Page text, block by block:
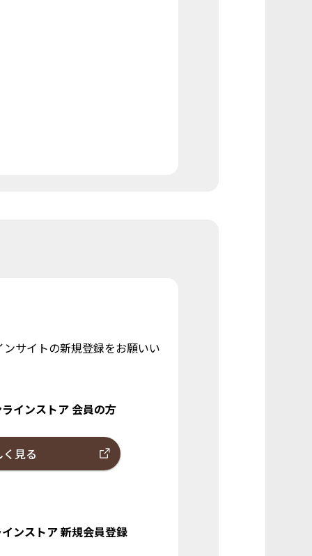
サイトの新規登録をお願いい
インストア 会員の方
見る
ンストア新規会員登録